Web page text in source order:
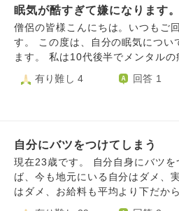
ことない人が多すぎて自分には辛いです。 祖母
に影響されるな。と言われました
自分が日本の政府に影響受けてし
く過ちを感じてしまいました。 ある僧侶から言われました
が夜になったら悩み出すと言って
でした。 そういうことを引きずってしまいなかなか辛いで
いです(笑) そろそろ本題です 母の面倒を見なきゃいけなく
て恋愛ができなくなる(今はオンラ
がデートなどは出来ないと思いま
かけ、友達付き合い等も 大袈裟に
持ちは十分恋愛した後だったら嫌
す。 報連相もできないので上司からも嫌われています。 当
たり前ができず、向上心もない私
までなんで無意味に生きてしまっ
でもここまで思うのに努力しようと
思っても思いとどまってしまい何
です。
眠気が酷すぎて嫌になります。
僧侶の皆様こんにちは。いつもご
す。 この度は、自分の眠気について相談申し上げたく存じ
ます。 私は10代後半でメンタルの病気を発症しました。 そ
の頃からとにかく眠気が酷く、居
の先生に心配されました。 介護の仕事をしていたことがあ
耐えられない程の眠気が襲ってく
その後は13時に眠気…起きて時間
バタバタ買い物などをします。 仕事中は眠気が襲って来な
いよう、動き回っています。 それ
有り難し 4 回答 1
自分にバツをつけてしまう
現在23歳です。 自分自身にバツを
ば、今も地元にいる自分はダメ、
はダメ、お給料も平均より下だか
実家暮らしはダメ？地元にいるの